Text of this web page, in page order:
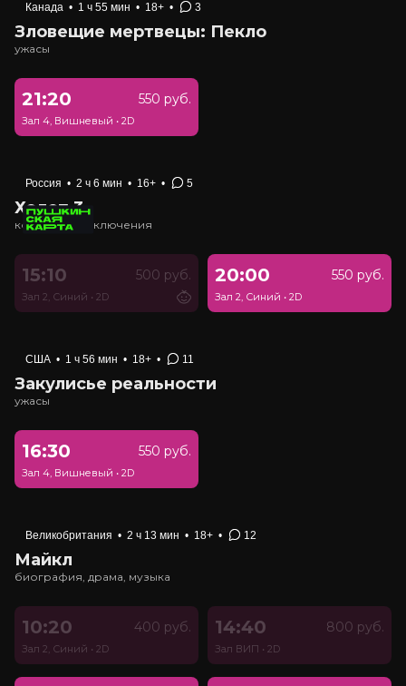
Канада • 1 ч 55 мин • 18+ • 3
Зловещие мертвецы: Пекло
ужасы
21:20 550 руб.
Зал 4, Вишневый • 2D
Россия • 2 ч 6 мин • 16+ • 5
Холоп 3
комедия, приключения
15:10 500 руб.
Зал 2, Синий • 2D
20:00 550 руб.
Зал 2, Синий • 2D
США • 1 ч 56 мин • 18+ • 11
Закулисье реальности
ужасы
16:30 550 руб.
Зал 4, Вишневый • 2D
Великобритания • 2 ч 13 мин • 18+ • 12
Майкл
биография, драма, музыка
10:20 400 руб.
Зал 2, Синий • 2D
14:40 800 руб.
Зал ВИП • 2D